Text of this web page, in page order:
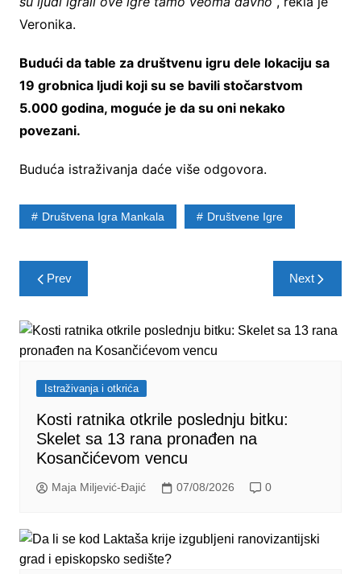
Veronika.
Budući da table za društvenu igru dele lokaciju sa
19 grobnica ljudi koji su se bavili stočarstvom
5.000 godina, moguće je da su oni nekako
povezani.
Buduća istraživanja daće više odgovora.
Društvena Igra Mankala Društvene Igre
Post
navigation
Prev Next
Istraživanja i otkrića
Kosti ratnika otkrile poslednju bitku:
Skelet sa 13 rana pronađen na
Kosančićevom vencu
Maja Miljević-Đajić 07/08/2026 0